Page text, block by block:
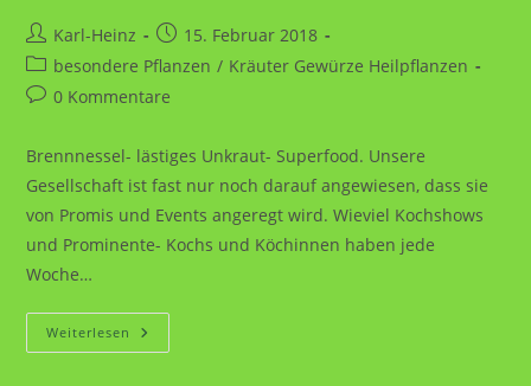
Beitrags-
Autor:
Karl-Heinz
Beitrag
veröffentlicht:
15. Februar 2018
Beitrags-
Kategorie:
besondere Pflanzen / Kräuter Gewürze Heilpflanzen
Beitrags-
0 Kommentare
Brennnessel- lästiges Unkraut- Superfood. Unsere
Gesellschaft ist fast nur noch darauf angewiesen, dass sie
von Promis und Events angeregt wird. Wieviel Kochshows
und Prominente- Kochs und Köchinnen haben jede
Woche…
Weiterlesen Brennnessel-
Superfood